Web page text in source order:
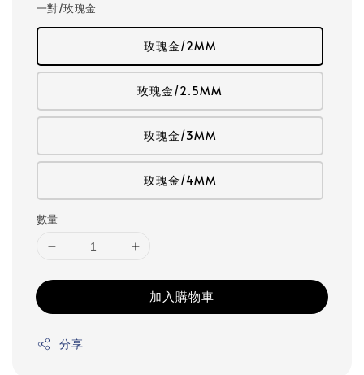
一對/玫瑰金
玫瑰金/2MM
玫瑰金/2.5MM
玫瑰金/3MM
玫瑰金/4MM
數量
加入購物車
分享